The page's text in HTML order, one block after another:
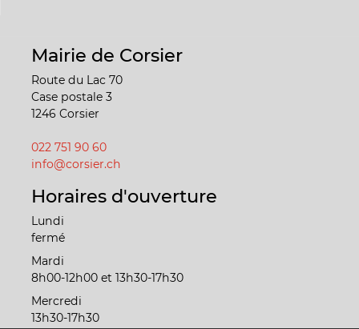
Mairie de Corsier
Route du Lac 70
Case postale 3
1246 Corsier
022 751 90 60
info@corsier.ch
Horaires d'ouverture
Lundi
fermé
Mardi
8h00-12h00 et 13h30-17h30
Mercredi
13h30-17h30